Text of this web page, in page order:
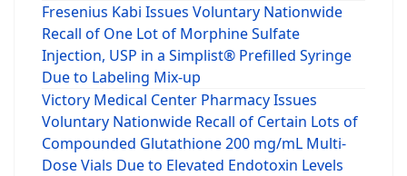
Fresenius Kabi Issues Voluntary Nationwide
Recall of One Lot of Morphine Sulfate
Injection, USP in a Simplist® Prefilled Syringe
Due to Labeling Mix-up
Victory Medical Center Pharmacy Issues
Voluntary Nationwide Recall of Certain Lots of
Compounded Glutathione 200 mg/mL Multi-
Dose Vials Due to Elevated Endotoxin Levels